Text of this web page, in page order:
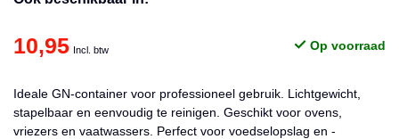
10,95 Incl. btw Op voorraad
Ideale GN-container voor professioneel gebruik. Lichtgewicht,
stapelbaar en eenvoudig te reinigen. Geschikt voor ovens,
vriezers en vaatwassers. Perfect voor voedselopslag en -